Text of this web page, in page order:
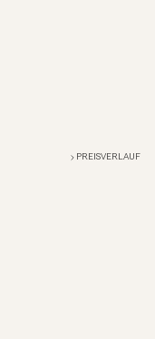
PREISVERLAUF